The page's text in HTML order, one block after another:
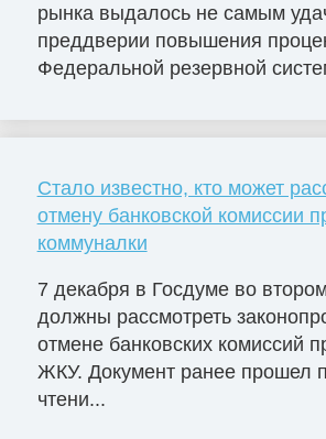
рынка выдалось не самым
преддверии повышения
Федеральной резервной
Стало известно, кто может
отмену банковской комиссии
коммуналки
7 декабря в Госдуме во
должны рассмотреть
отмене банковских комиссий
ЖКУ. Документ ранее прошел
чтени...